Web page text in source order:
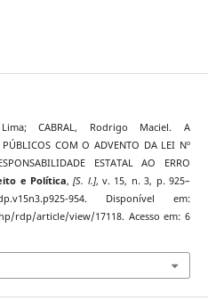
CABRAL, Rodrigo Maciel. A
PÚBLICOS COM O ADVENTO DA LEI Nº
ESTATAL AO ERRO
e Política,[S. l.], v. 15, n. 3, p. 925–
954. Disponível em:
rdp/article/view/17118. Acesso em: 6